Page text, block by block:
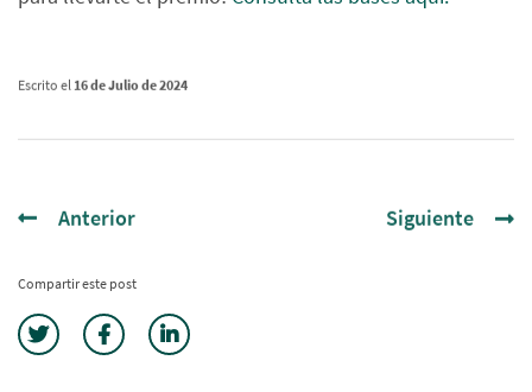
Escrito el 16 de Julio de 2024
Anterior Siguiente
Compartir este post